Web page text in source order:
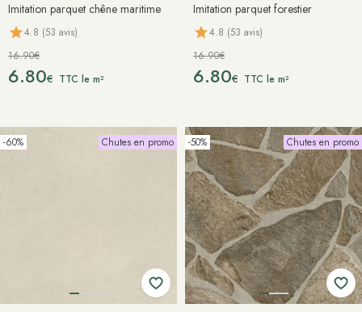
Imitation parquet chêne maritime
4.8 (53 avis)
16.90€
6.80€ TTC le m²
Imitation parquet forestier
4.8 (53 avis)
16.90€
6.80€ TTC le m²
-60% Chutes en promo -50% Chutes en promo